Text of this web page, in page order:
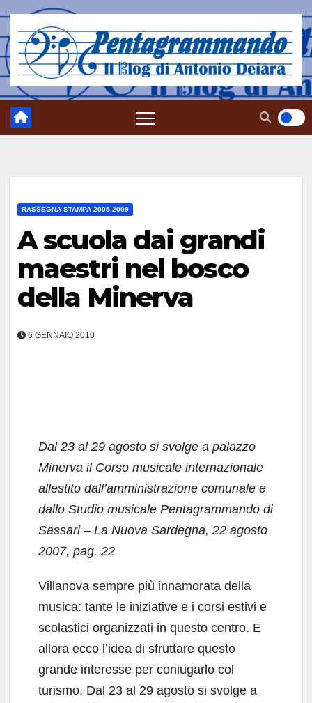
contenuto
RASSEGNA STAMPA 2005-2009
A scuola dai grandi
maestri nel bosco
della Minerva
6 GENNAIO 2010
Dal 23 al 29 agosto si svolge a palazzo
Minerva il Corso musicale internazionale
allestito dall’amministrazione comunale e
dallo Studio musicale Pentagrammando di
Sassari – La Nuova Sardegna, 22 agosto
2007, pag. 22
Villanova sempre più innamorata della
musica: tante le iniziative e i corsi estivi e
scolastici organizzati in questo centro. E
allora ecco l’idea di sfruttare questo
grande interesse per coniugarlo col
turismo. Dal 23 al 29 agosto si svolge a